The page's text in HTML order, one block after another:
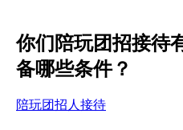
你们陪玩团招接待
备哪些条件？
陪玩团招人接待